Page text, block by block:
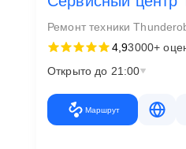
Ремонт техники
4,93000+
Открыто до 21:00
Маршрут